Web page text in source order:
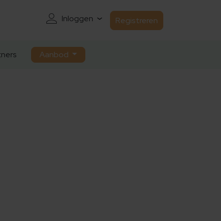
Inloggen Registreren
Aanbod